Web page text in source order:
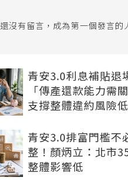
還沒有留言，成為第一個發言的
青安3.0利息補貼退
「傳產還款能力需
支撐整體違約風險低
青安3.0排富門檻不
整！顏炳立：北市
整體影響低